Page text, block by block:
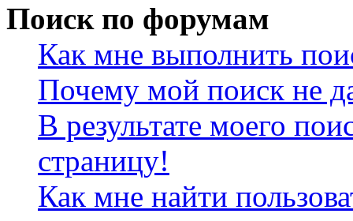
Поиск по форумам
Как мне выполнить
Почему мой поиск не
В результате моего
страницу!
Как мне найти